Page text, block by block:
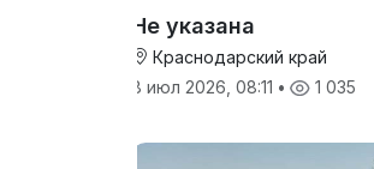
Не указана
Краснодарский край
8 июл 2026, 08:11 • 1 035